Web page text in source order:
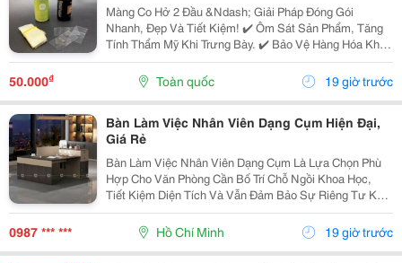
Màng Co Hở 2 Đầu &Ndash; Giải Pháp Đóng Gói
Nhanh, Đẹp Và Tiết Kiệm! ✔️ Ôm Sát Sản Phẩm, Tăng
Tính Thẩm Mỹ Khi Trưng Bày. ✔️ Bảo Vệ Hàng Hóa Khỏi
Bụi Bẩn, Trầy Xước Trong Quá Trình Vận Chuyển. ✔️ Phù
Hợp Đóng Gói Chai, Lon, Hộp, Lốc Nước, Thực...
50.000₫ Toàn quốc 19 giờ trước
Bàn Làm Việc Nhân Viên Dạng Cụm Hiện Đại,
Giá Rẻ
Bàn Làm Việc Nhân Viên Dạng Cụm Là Lựa Chọn Phù
Hợp Cho Văn Phòng Cần Bố Trí Chỗ Ngồi Khoa Học,
Tiết Kiệm Diện Tích Và Vẫn Đảm Bảo Sự Riêng Tư Khi
Làm Việc. Thiết Kế Module Linh Hoạt Giúp Doanh
Nghiệp Dễ Dàng Sắp Xếp Theo Nhóm 2, 4 Hoặc 6
Người Tùy...
0987 *** *** Hồ Chí Minh 19 giờ trước